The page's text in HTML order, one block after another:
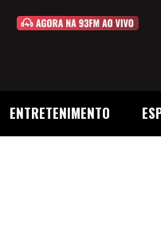
ENTRETENIMENTO